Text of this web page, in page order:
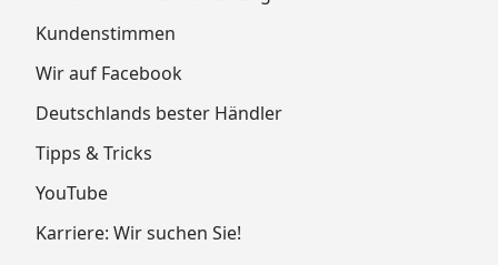
Kundenstimmen
Wir auf Facebook
Deutschlands bester Händler
Tipps & Tricks
YouTube
Karriere: Wir suchen Sie!